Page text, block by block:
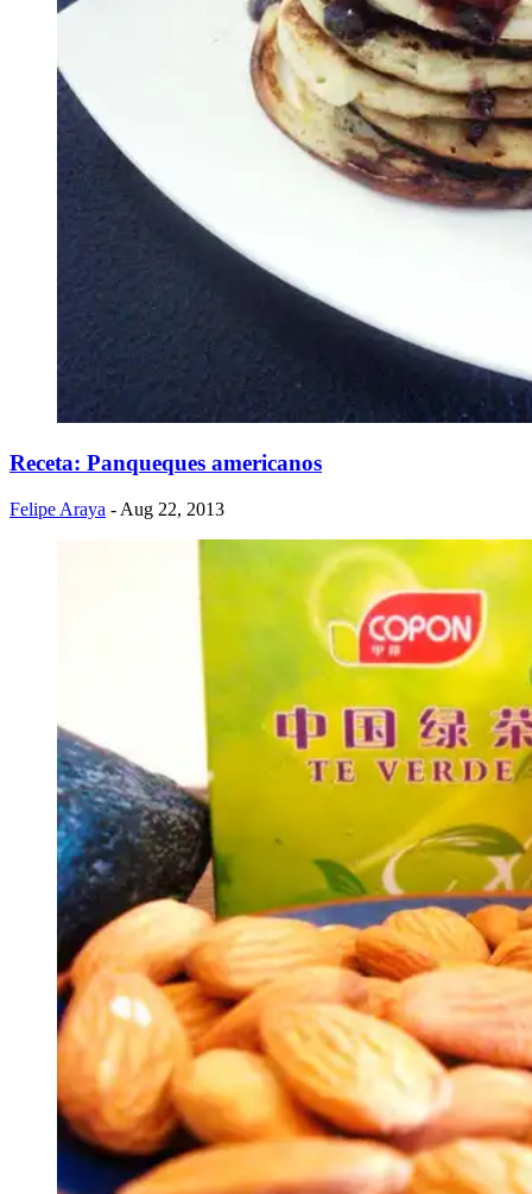
Receta: Panqueques americanos
Felipe Araya - Aug 22, 2013